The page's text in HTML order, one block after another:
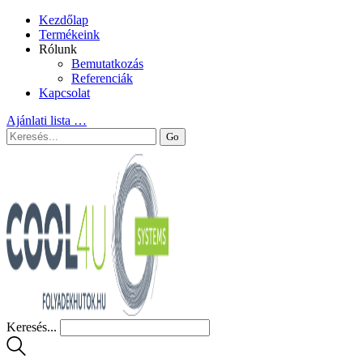
Kezdőlap
Termékeink
Rólunk
Bemutatkozás
Referenciák
Kapcsolat
Ajánlati lista …
Keresés...